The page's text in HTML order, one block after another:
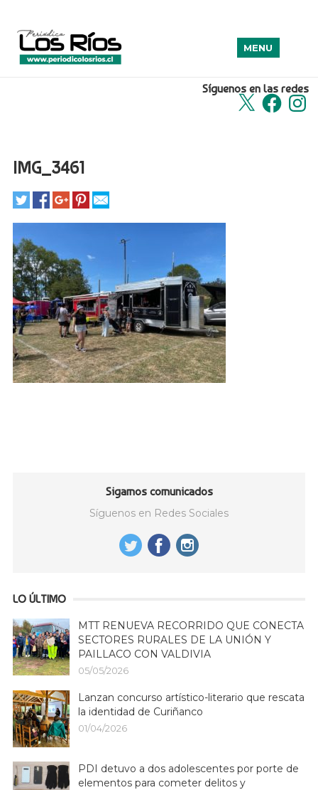
Síguenos en las redes
X Facebook
MENU
IMG_3461
Sigamos comunicados
Síguenos en Redes Sociales
LO ÚLTIMO
MTT RENUEVA RECORRIDO QUE CONECTA
SECTORES RURALES DE LA UNIÓN Y
PAILLACO CON VALDIVIA
05/05/2026
Lanzan concurso artístico-literario que rescata
la identidad de Curiñanco
01/04/2026
PDI detuvo a dos adolescentes por porte de
elementos para cometer delitos y